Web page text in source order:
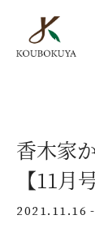
施工事例
ラインナ
香木家
【11月
2021.11.16